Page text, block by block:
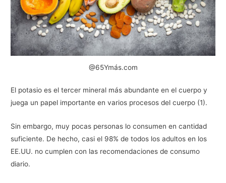
@65Ymás.com
El potasio es el tercer mineral más abundante en el cuerpo y
juega un papel importante en varios procesos del cuerpo (1).
Sin embargo, muy pocas personas lo consumen en cantidad
suficiente. De hecho, casi el 98% de todos los adultos en los
EE.UU. no cumplen con las recomendaciones de consumo
diario.